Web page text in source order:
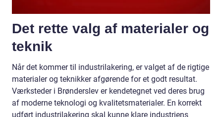
Det rette valg af materialer og
teknik
Når det kommer til industrilakering, er valget af de rigtige
materialer og teknikker afgørende for et godt resultat.
Værksteder i Brønderslev er kendetegnet ved deres brug
af moderne teknologi og kvalitetsmaterialer. En korrekt
udført industrilakering skal kunne klare industriens